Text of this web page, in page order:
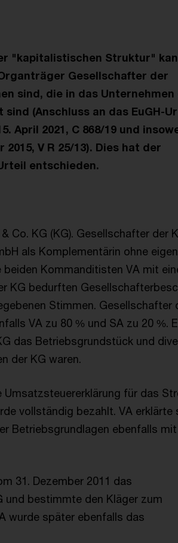
"kapitalistischen Struktur"
Gesellschafter der
sind, die in das Unternehmen
(Anschluss an das EuGH-
April 2021, C 868/19 und
V R 25/13). Dies hat der
entschieden.
Co. KG (KG). Gesellschafter der
als Komplementärin ohne
Kommanditisten VA mit
KG bedurften
Stimmen. Gesellschafter
VA zu 80 % und SA zu 20 %.
das Betriebsgrundstück und
der KG waren.
für das
vollständig bezahlt. VA erklärte
Betriebsgrundlagen ebenfalls
31. Dezember 2011 das
und bestimmte den Kläger zum
wurde später ebenfalls das